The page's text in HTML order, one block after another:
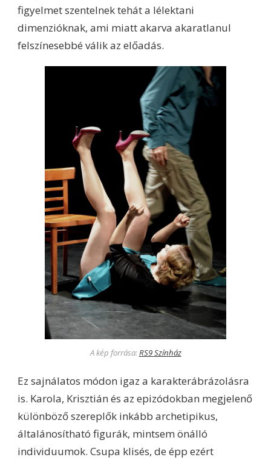
figyelmet szentelnek tehát a lélektani
dimenzióknak, ami miatt akarva akaratlanul
felszínesebbé válik az előadás.
A kép forrása: RS9 Színház
Ez sajnálatos módon igaz a karakterábrázolásra
is. Karola, Krisztián és az epizódokban megjelenő
különböző szereplők inkább archetipikus,
általánosítható figurák, mintsem önálló
individuumok. Csupa klisés, de épp ezért